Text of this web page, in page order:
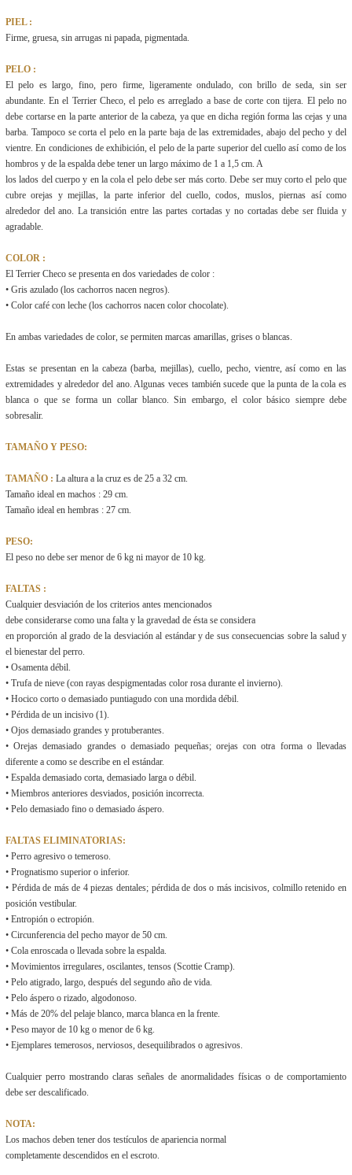
PIEL :
Firme, gruesa, sin arrugas ni papada, pigmentada.
PELO :
El pelo es largo, fino, pero firme, ligeramente ondulado, con brillo de seda, sin ser
abundante. En el Terrier Checo, el pelo es arreglado a base de corte con tijera. El pelo no
debe cortarse en la parte anterior de la cabeza, ya que en dicha región forma las cejas y una
barba. Tampoco se corta el pelo en la parte baja de las extremidades, abajo del pecho y del
vientre. En condiciones de exhibición, el pelo de la parte superior del cuello así como de los
hombros y de la espalda debe tener un largo máximo de 1 a 1,5 cm. A
los lados del cuerpo y en la cola el pelo debe ser más corto. Debe ser muy corto el pelo que
cubre orejas y mejillas, la parte inferior del cuello, codos, muslos, piernas así como
alrededor del ano. La transición entre las partes cortadas y no cortadas debe ser fluida y
agradable.
COLOR :
El Terrier Checo se presenta en dos variedades de color :
• Gris azulado (los cachorros nacen negros).
• Color café con leche (los cachorros nacen color chocolate).
En ambas variedades de color, se permiten marcas amarillas, grises o blancas.
Estas se presentan en la cabeza (barba, mejillas), cuello, pecho, vientre, así como en las
extremidades y alrededor del ano. Algunas veces también sucede que la punta de la cola es
blanca o que se forma un collar blanco. Sin embargo, el color básico siempre debe
sobresalir.
TAMAÑO Y PESO:
TAMAÑO : La altura a la cruz es de 25 a 32 cm.
Tamaño ideal en machos : 29 cm.
Tamaño ideal en hembras : 27 cm.
PESO:
El peso no debe ser menor de 6 kg ni mayor de 10 kg.
FALTAS :
Cualquier desviación de los criterios antes mencionados
debe considerarse como una falta y la gravedad de ésta se considera
en proporción al grado de la desviación al estándar y de sus consecuencias sobre la salud y
el bienestar del perro.
• Osamenta débil.
• Trufa de nieve (con rayas despigmentadas color rosa durante el invierno).
• Hocico corto o demasiado puntiagudo con una mordida débil.
• Pérdida de un incisivo (1).
• Ojos demasiado grandes y protuberantes.
• Orejas demasiado grandes o demasiado pequeñas; orejas con otra forma o llevadas
diferente a como se describe en el estándar.
• Espalda demasiado corta, demasiado larga o débil.
• Miembros anteriores desviados, posición incorrecta.
• Pelo demasiado fino o demasiado áspero.
FALTAS ELIMINATORIAS:
• Perro agresivo o temeroso.
• Prognatismo superior o inferior.
• Pérdida de más de 4 piezas dentales; pérdida de dos o más incisivos, colmillo retenido en
posición vestibular.
• Entropión o ectropión.
• Circunferencia del pecho mayor de 50 cm.
• Cola enroscada o llevada sobre la espalda.
• Movimientos irregulares, oscilantes, tensos (Scottie Cramp).
• Pelo atigrado, largo, después del segundo año de vida.
• Pelo áspero o rizado, algodonoso.
• Más de 20% del pelaje blanco, marca blanca en la frente.
• Peso mayor de 10 kg o menor de 6 kg.
• Ejemplares temerosos, nerviosos, desequilibrados o agresivos.
Cualquier perro mostrando claras señales de anormalidades físicas o de comportamiento
debe ser descalificado.
NOTA:
Los machos deben tener dos testículos de apariencia normal
completamente descendidos en el escroto.